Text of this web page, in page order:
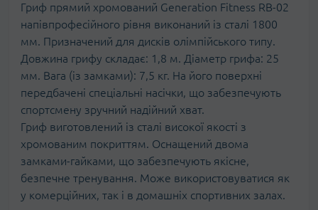
Гриф прямий хромований Generation Fitness RB-02
напівпрофесійного рівня виконаний із сталі 1800
мм. Призначений для дисків олімпійського типу.
Довжина грифу складає: 1,8 м. Діаметр грифа: 25
мм. Вага (із замками): 7,5 кг. На його поверхні
передбачені спеціальні насічки, що забезпечують
спортсмену зручний надійний хват.
Гриф виготовлений із сталі високої якості з
хромованим покриттям. Оснащений двома
замками-гайками, що забезпечують якісне,
безпечне тренування. Може використовуватися як
у комерційних, так і в домашніх спортивних залах.